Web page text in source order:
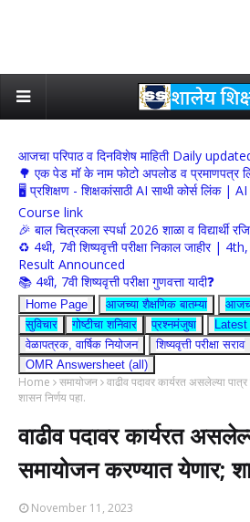
आजचा परिपाठ व दिनविशेष माहिती Daily
🌳 एक पेड मॉ के नाम फोटो अपलोड व प्रमाणपत्र
🖥 प्रशिक्षण - शिक्षकांसाठी AI साथी कोर्स लिंक
Course link
🎉 बाल चित्रकला स्पर्धा 2026 शाळा व विद्यार्थी
♻️ 4थी, 7वी शिष्यवृत्ती परीक्षा निकाल जाहीर |
Result Announced
📚 4थी, 7वी शिष्यवृत्ती परीक्षा गुणवत्ता यादी❓
Home Page आजच्या शैक्षणिक बातम्या
सुविचार
गोष्टीचा शनिवार प्रश्नमंजुषा
Latest
वेळापत्रक, वार्षिक नियोजन
शिष्यवृत्ती परीक्षा सराव
OMR Answersheet (all)
Home समायोजन वाढीव पदावर कार्यरत असलेल्या
शासन निर्णय पहा.
वाढीव पदावर कार्यरत
समायोजन करण्यात येणार;
November 11, 2023